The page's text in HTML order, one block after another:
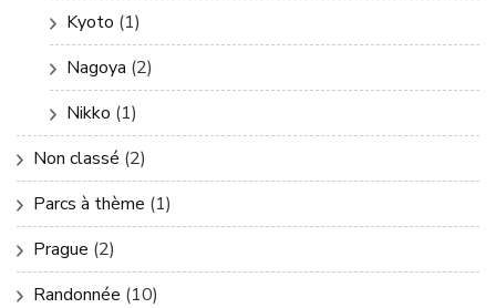
Kyoto (1)
Nagoya (2)
Nikko (1)
Non classé (2)
Parcs à thème (1)
Prague (2)
Randonnée (10)